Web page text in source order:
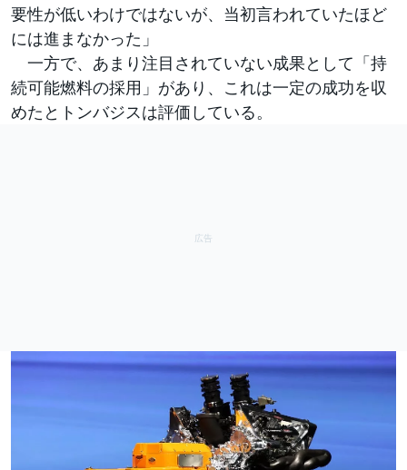
要性が低いわけではないが、当初言われていたほど
には進まなかった」
一方で、あまり注目されていない成果として「持
続可能燃料の採用」があり、これは一定の成功を収
めたとトンバジスは評価している。